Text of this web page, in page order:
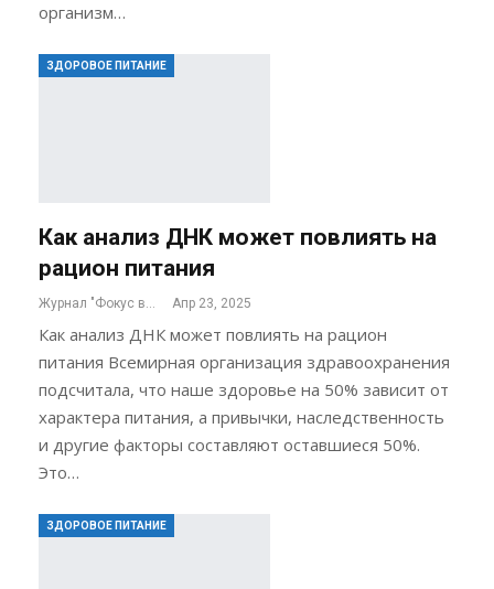
организм…
ЗДОРОВОЕ ПИТАНИЕ
Как анализ ДНК может повлиять на
рацион питания
Апр 23, 2025
Как анализ ДНК может повлиять на рацион
питания Всемирная организация здравоохранения
подсчитала, что наше здоровье на 50% зависит от
характера питания, а привычки, наследственность
и другие факторы составляют оставшиеся 50%.
Это…
ЗДОРОВОЕ ПИТАНИЕ